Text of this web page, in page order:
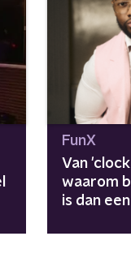
FunX
Van
waarom
is dan